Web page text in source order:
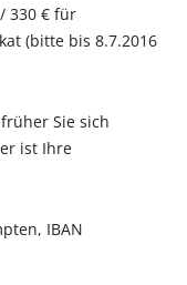
330 € für
(bitte bis 8.7.2016
Sie sich
ist Ihre
IBAN